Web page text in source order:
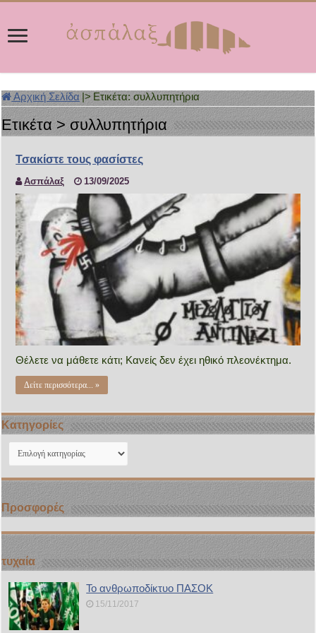
Αρχική Σελίδα |> Ετικέτα:συλλυπητήρια
Ετικέτα >συλλυπητήρια
Τσακίστε τους φασίστες
Ασπάλαξ 13/09/2025
Θέλετε να μάθετε κάτι; Κανείς δεν έχει ηθικό πλεονέκτημα.
Δείτε περισσότερα... »
Kατηγορίες
Kατηγορίες
Προσφορές
τυχαία
Το ανθρωποδίκτυο ΠΑΣΟΚ
15/11/2017